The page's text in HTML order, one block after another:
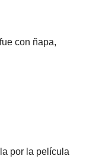
con ñapa,
por la película